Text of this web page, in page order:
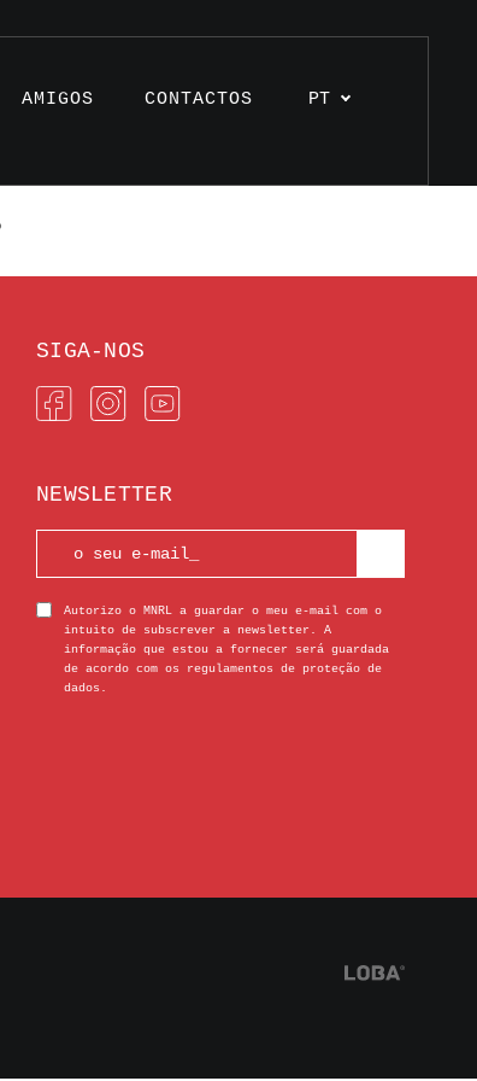
PT
AMIGOS CONTACTOS
SIGA-NOS
NEWSLETTER
Autorizo o MNRL a guardar o meu e-mail com o
intuito de subscrever a newsletter. A
informação que estou a fornecer será guardada
de acordo com os regulamentos de proteção de
dados.